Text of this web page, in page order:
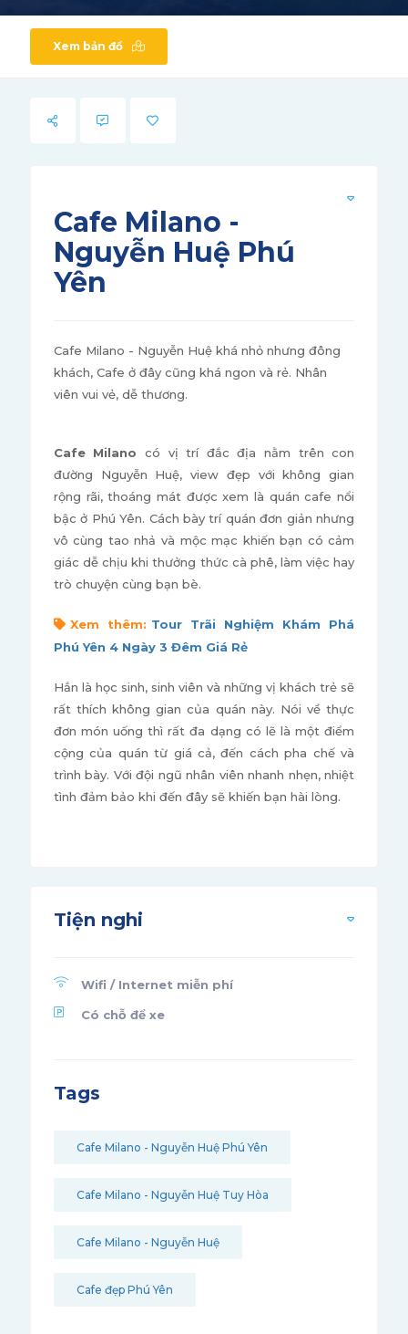
Xem bản đồ
Cafe Milano -
Nguyễn Huệ Phú
Yên
Cafe Milano - Nguyễn Huệ khá nhỏ nhưng đông
khách, Cafe ở đây cũng khá ngon và rẻ. Nhân
viên vui vẻ, dễ thương.
Cafe Milano có vị trí đắc địa nằm trên con
đường Nguyễn Huệ, view đẹp với không gian
rộng rãi, thoáng mát được xem là quán cafe nổi
bậc ở Phú Yên. Cách bày trí quán đơn giản nhưng
vô cùng tao nhả và mộc mạc khiến bạn có cảm
giác dễ chịu khi thưởng thức cà phê, làm việc hay
trò chuyện cùng bạn bè.
Xem thêm: Tour Trãi Nghiệm Khám Phá
Phú Yên 4 Ngày 3 Đêm Giá Rẻ
Hẳn là học sinh, sinh viên và những vị khách trẻ sẽ
rất thích không gian của quán này. Nói về thực
đơn món uống thì rất đa dạng có lẽ là một điểm
cộng của quán từ giá cả, đến cách pha chế và
trình bày. Với đội ngũ nhân viên nhanh nhẹn, nhiệt
tình đảm bảo khi đến đây sẽ khiến bạn hài lòng.
Tiện nghi
Wifi / Internet miễn phí
Có chỗ để xe
Tags
Cafe Milano - Nguyễn Huệ Phú Yên
Cafe Milano - Nguyễn Huệ Tuy Hòa
Cafe Milano - Nguyễn Huệ
Cafe đẹp Phú Yên